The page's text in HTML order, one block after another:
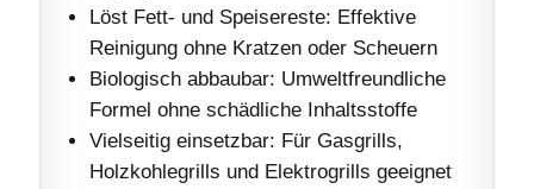
Löst Fett- und Speisereste: Effektive
Reinigung ohne Kratzen oder Scheuern
Biologisch abbaubar: Umweltfreundliche
Formel ohne schädliche Inhaltsstoffe
Vielseitig einsetzbar: Für Gasgrills,
Holzkohlegrills und Elektrogrills geeignet